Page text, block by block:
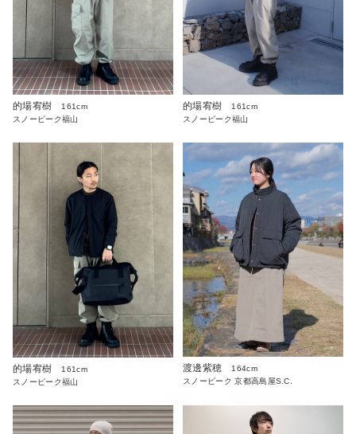
的場宥樹
161cm
スノーピーク福山
的場宥樹
161cm
スノーピーク福山
的場宥樹
161cm
スノーピーク福山
渡邊紫穂
164cm
スノーピーク 京都高島屋S.C.